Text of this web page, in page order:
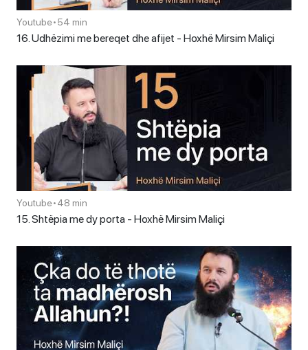
Youtube•54 min
16. Udhëzimi me bereqet dhe afijet - Hoxhë Mirsim Maliçi
Youtube•48 min
15. Shtëpia me dy porta - Hoxhë Mirsim Maliçi